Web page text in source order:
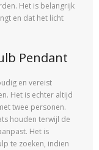
Het is belangrijk
en dat het licht
Pendant
en vereist
Het is echter altijd
twee personen.
houden terwijl de
Het is
te zoeken, indien